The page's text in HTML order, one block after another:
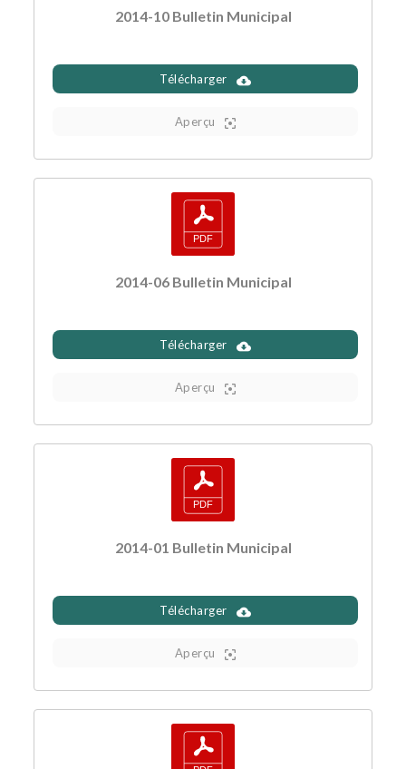
2014-10 Bulletin Municipal
Télécharger
Aperçu
2014-06 Bulletin Municipal
Télécharger
Aperçu
2014-01 Bulletin Municipal
Télécharger
Aperçu